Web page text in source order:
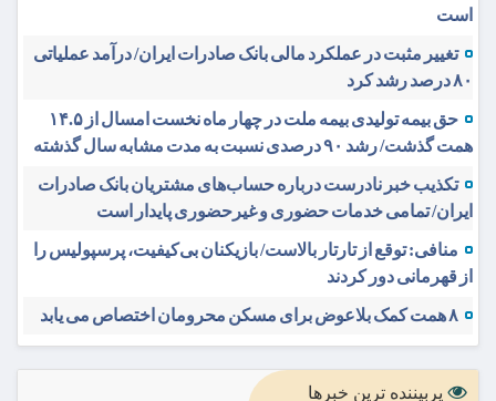
است
تغییر مثبت در عملکرد مالی بانک صادرات ایران/ درآمد عملیاتی
۸۰ درصد رشد کرد
حق بیمه تولیدی بیمه ملت در چهار ماه نخست امسال از ۱۴.۵
همت گذشت/ رشد ۹۰ درصدی نسبت به مدت مشابه سال گذشته
تکذیب خبر نادرست درباره حساب‌های مشتریان بانک صادرات
ایران/ تمامی خدمات حضوری و غیرحضوری پایدار است
منافی: توقع از تارتار بالاست/ بازیکنان بی‌کیفیت، پرسپولیس را
از قهرمانی دور کردند
۸ همت کمک بلاعوض برای مسکن محرومان اختصاص می یابد
پربیننده ترین خبرها